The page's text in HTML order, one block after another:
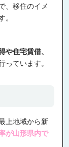
、移住のイメ
や住宅賃借、
っています。
上地域から新
が山形県内で